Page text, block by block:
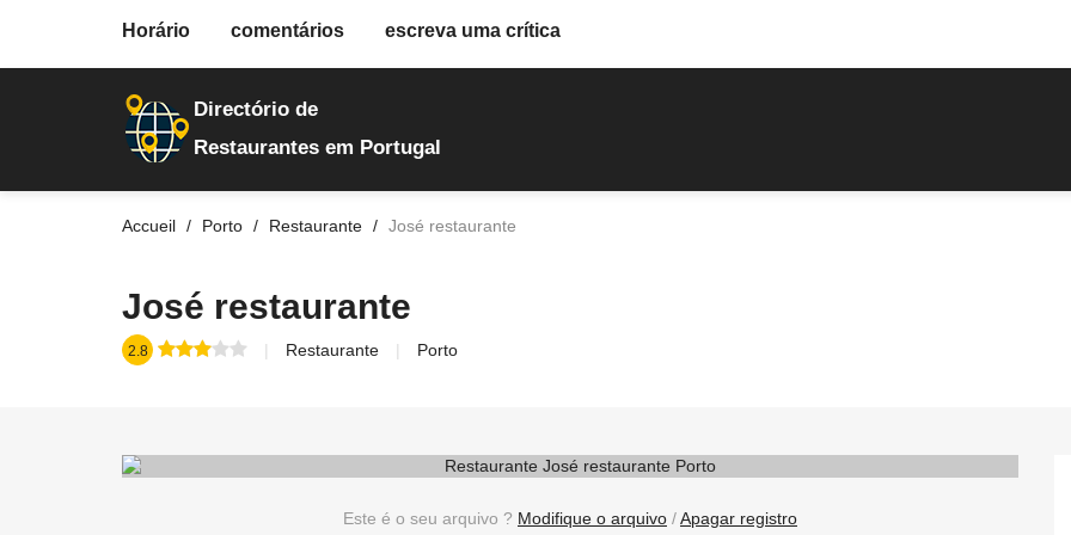
Directório de
Restaurantes em Portugal
Accueil Porto Restaurante José restaurante
José restaurante
2.8 Restaurante Porto
Horário comentários escreva uma crítica
Este é o seu arquivo ? Modifique o arquivo /Apagar registro